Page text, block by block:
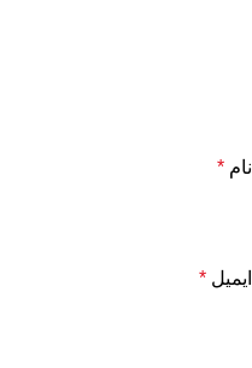
نام *
ایمیل *